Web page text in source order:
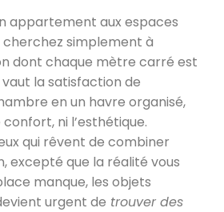
appartement aux espaces
simplement à
dont chaque mètre carré est
la satisfaction de
en un havre organisé,
ni l’esthétique.
qui rêvent de combiner
excepté que la réalité vous
manque, les objets
urgent de trouver des